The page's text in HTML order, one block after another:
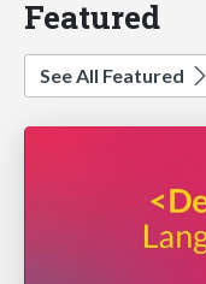
Featured
See All Featured